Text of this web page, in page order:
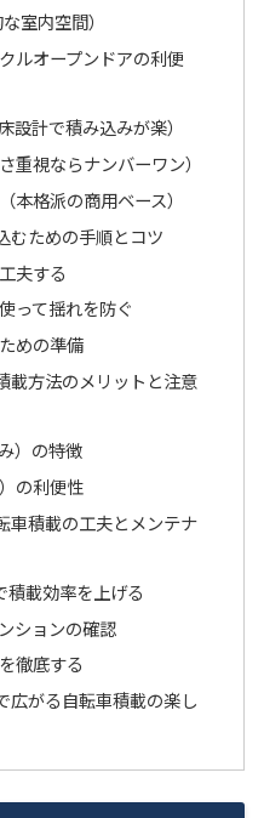
室内空間）
ルオープンドアの利便
設計で積み込みが楽）
重視ならナンバーワン）
本格派の商用ベース）
むための手順とコツ
夫する
って揺れを防ぐ
めの準備
載方法のメリットと注意
）の特徴
の利便性
車積載の工夫とメンテナ
積載効率を上げる
ションの確認
徹底する
広がる自転車積載の楽し